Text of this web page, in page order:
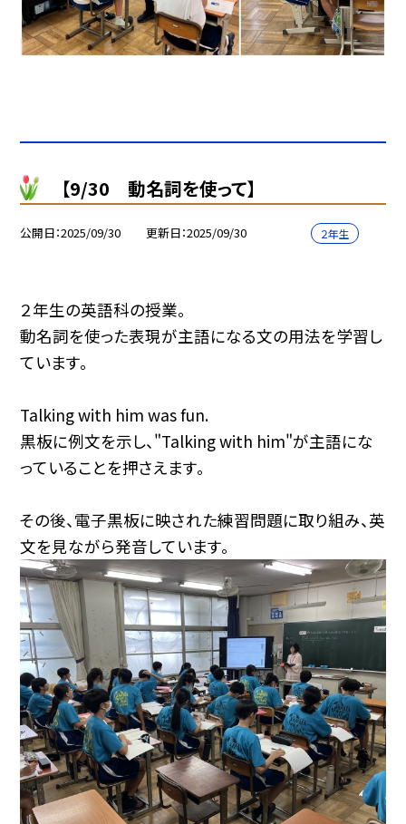
【9/30 動名詞を使って】
公開日 2025/09/30 更新日 2025/09/30 ２年生
２年生の英語科の授業。
動名詞を使った表現が主語になる文の用法を学習し
ています。
Talking with him was fun.
黒板に例文を示し、"Talking with him"が主語にな
っていることを押さえます。
その後、電子黒板に映された練習問題に取り組み、英
文を見ながら発音しています。